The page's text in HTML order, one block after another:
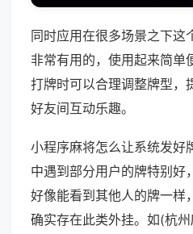
同时应用在很多场景之下这
非常有用的，使用起来简单
打牌时可以合理调整牌型，
好友间互动乐趣。
小程序麻将怎么让系统发好
中遇到部分用户的牌特别好
好像能看到其他人的牌一样
确实存在此类外挂。如(杭